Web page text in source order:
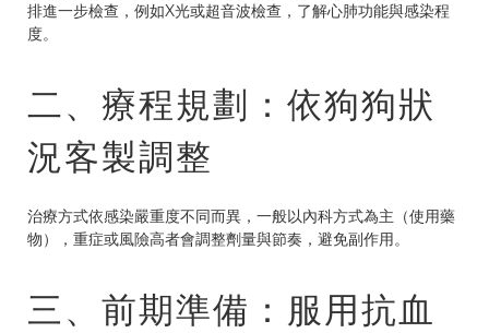
排進一步檢查，例如X光或超音波檢查，了解心肺功能與感染程
度。
二、療程規劃：依狗狗狀
況客製調整
治療方式依感染嚴重度不同而異，一般以內科方式為主（使用藥
物），重症或風險高者會調整劑量與節奏，避免副作用。
三、前期準備：服用抗血